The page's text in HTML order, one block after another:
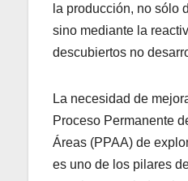
la producción, no sólo
sino mediante la
descubiertos no
La necesidad de
Proceso Permanente
Áreas (PPAA)​​​ de
es uno de los pilares